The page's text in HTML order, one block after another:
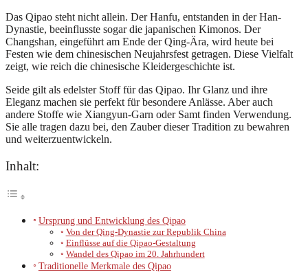
Das Qipao steht nicht allein. Der Hanfu, entstanden in der Han-
Dynastie, beeinflusste sogar die japanischen Kimonos. Der
Changshan, eingeführt am Ende der Qing-Ära, wird heute bei
Festen wie dem chinesischen Neujahrsfest getragen. Diese Vielfalt
zeigt, wie reich die chinesische Kleidergeschichte ist.
Seide gilt als edelster Stoff für das Qipao. Ihr Glanz und ihre
Eleganz machen sie perfekt für besondere Anlässe. Aber auch
andere Stoffe wie Xiangyun-Garn oder Samt finden Verwendung.
Sie alle tragen dazu bei, den Zauber dieser Tradition zu bewahren
und weiterzuentwickeln.
Inhalt:
Ursprung und Entwicklung des Qipao
Von der Qing-Dynastie zur Republik China
Einflüsse auf die Qipao-Gestaltung
Wandel des Qipao im 20. Jahrhundert
Traditionelle Merkmale des Qipao